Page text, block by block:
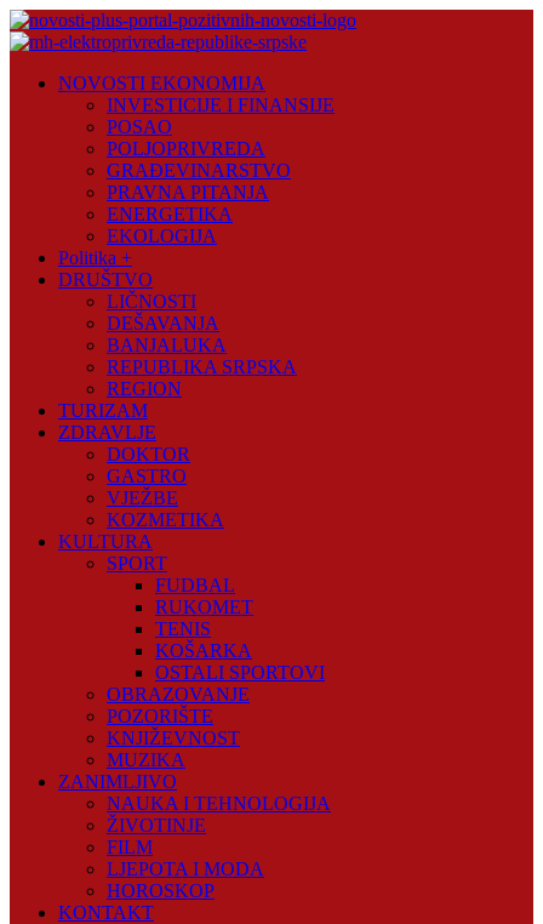
Skip
to
Plus
NOVOSTI EKONOMIJA
INVESTICIJE I FINANSIJE
POSAO
POLJOPRIVREDA
GRAĐEVINARSTVO
PRAVNA PITANJA
ENERGETIKA
EKOLOGIJA
Politika +
DRUŠTVO
LIČNOSTI
DEŠAVANJA
BANJALUKA
REPUBLIKA SRPSKA
REGION
TURIZAM
ZDRAVLJE
DOKTOR
GASTRO
VJEŽBE
KOZMETIKA
KULTURA
SPORT
FUDBAL
RUKOMET
TENIS
KOŠARKA
OSTALI SPORTOVI
OBRAZOVANJE
POZORIŠTE
KNJIŽEVNOST
MUZIKA
ZANIMLJIVO
NAUKA I TEHNOLOGIJA
ŽIVOTINJE
FILM
LJEPOTA I MODA
HOROSKOP
KONTAKT